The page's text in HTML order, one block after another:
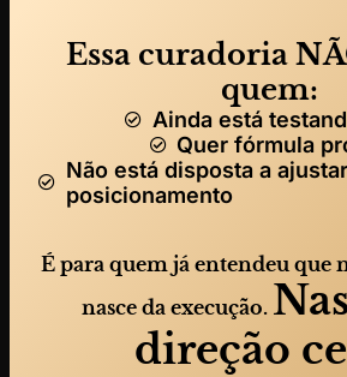
Essa curadoria
quem:
Ainda está
Quer fórmula
Não está disposta a
posicionamento
É para quem já entendeu que
nasce da execução.
direção